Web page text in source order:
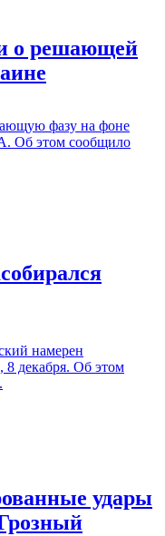
о решающей
фазу на фоне
Об этом сообщило
намерен
8 декабря. Об этом
удары